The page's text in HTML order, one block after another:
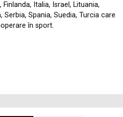
Italia, Israel, Lituania,
Serbia, Spania, Suedia, Turcia care
în sport.